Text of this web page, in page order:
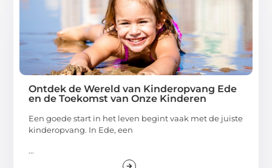
Ontdek de Wereld van Kinderopvang Ede
en de Toekomst van Onze Kinderen
Een goede start in het leven begint vaak met de juiste
kinderopvang. In Ede, een
...